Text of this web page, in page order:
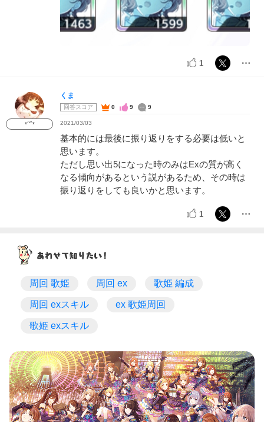
1
*´˘`*
くま
回答スコア 0 9 9
2021/03/03
基本的には最後に振り返りをする必要は低いと
思います。
ただし思い出5になった時のみはExの質が高く
なる傾向があるという説があるため、その時は
振り返りをしても良いかと思います。
1
周回 歌姫 周回 ex 歌姫 編成
周回 exスキル ex 歌姫周回
歌姫 exスキル